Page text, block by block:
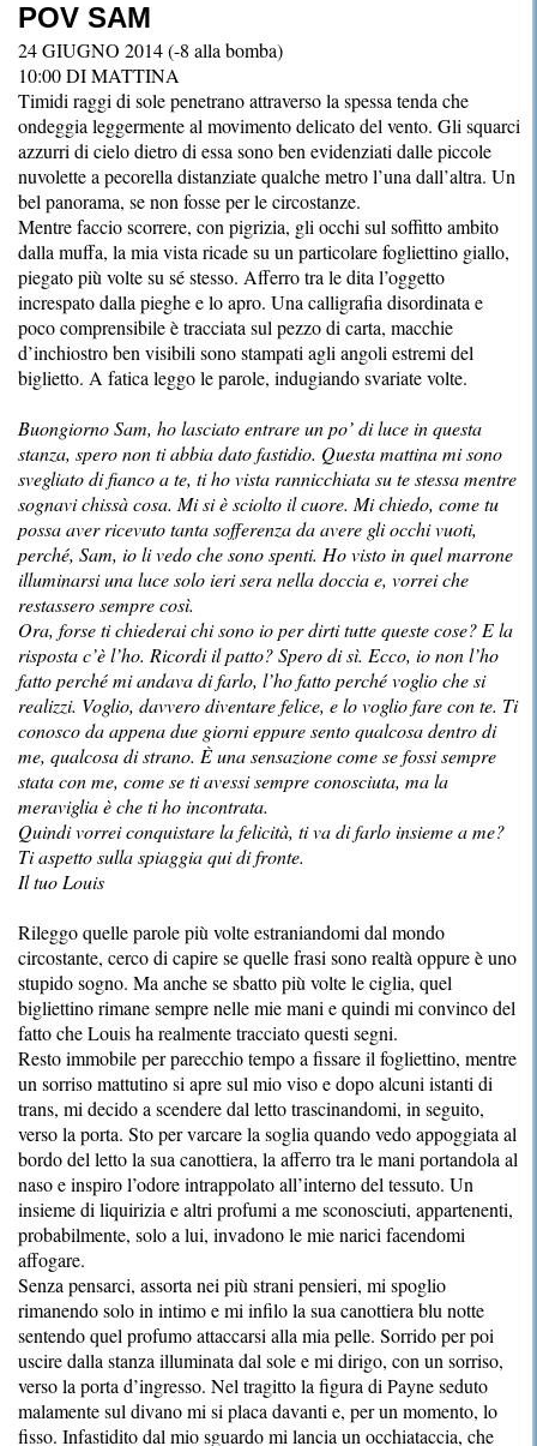
POV SAM
24 GIUGNO 2014 (-8 alla bomba)
10:00 DI MATTINA
Timidi raggi di sole penetrano attraverso la spessa tenda che
ondeggia leggermente al movimento delicato del vento. Gli squarci
azzurri di cielo dietro di essa sono ben evidenziati dalle piccole
nuvolette a pecorella distanziate qualche metro l’una dall’altra. Un
bel panorama, se non fosse per le circostanze.
Mentre faccio scorrere, con pigrizia, gli occhi sul soffitto ambito
dalla muffa, la mia vista ricade su un particolare fogliettino giallo,
piegato più volte su sé stesso. Afferro tra le dita l’oggetto
increspato dalla pieghe e lo apro. Una calligrafia disordinata e
poco comprensibile è tracciata sul pezzo di carta, macchie
d’inchiostro ben visibili sono stampati agli angoli estremi del
biglietto. A fatica leggo le parole, indugiando svariate volte.
Buongiorno Sam, ho lasciato entrare un po’ di luce in questa
stanza, spero non ti abbia dato fastidio. Questa mattina mi sono
svegliato di fianco a te, ti ho vista rannicchiata su te stessa mentre
sognavi chissà cosa. Mi si è sciolto il cuore. Mi chiedo, come tu
possa aver ricevuto tanta sofferenza da avere gli occhi vuoti,
perché, Sam, io li vedo che sono spenti. Ho visto in quel marrone
illuminarsi una luce solo ieri sera nella doccia e, vorrei che
restassero sempre così.
Ora, forse ti chiederai chi sono io per dirti tutte queste cose? E la
risposta c’è l’ho. Ricordi il patto? Spero di sì. Ecco, io non l’ho
fatto perché mi andava di farlo, l’ho fatto perché voglio che si
realizzi. Voglio, davvero diventare felice, e lo voglio fare con te. Ti
conosco da appena due giorni eppure sento qualcosa dentro di
me, qualcosa di strano. È una sensazione come se fossi sempre
stata con me, come se ti avessi sempre conosciuta, ma la
meraviglia è che ti ho incontrata.
Quindi vorrei conquistare la felicità, ti va di farlo insieme a me?
Ti aspetto sulla spiaggia qui di fronte.
Il tuo Louis
Rileggo quelle parole più volte estraniandomi dal mondo
circostante, cerco di capire se quelle frasi sono realtà oppure è uno
stupido sogno. Ma anche se sbatto più volte le ciglia, quel
bigliettino rimane sempre nelle mie mani e quindi mi convinco del
fatto che Louis ha realmente tracciato questi segni.
Resto immobile per parecchio tempo a fissare il fogliettino, mentre
un sorriso mattutino si apre sul mio viso e dopo alcuni istanti di
trans, mi decido a scendere dal letto trascinandomi, in seguito,
verso la porta. Sto per varcare la soglia quando vedo appoggiata al
bordo del letto la sua canottiera, la afferro tra le mani portandola al
naso e inspiro l’odore intrappolato all’interno del tessuto. Un
insieme di liquirizia e altri profumi a me sconosciuti, appartenenti,
probabilmente, solo a lui, invadono le mie narici facendomi
affogare.
Senza pensarci, assorta nei più strani pensieri, mi spoglio
rimanendo solo in intimo e mi infilo la sua canottiera blu notte
sentendo quel profumo attaccarsi alla mia pelle. Sorrido per poi
uscire dalla stanza illuminata dal sole e mi dirigo, con un sorriso,
verso la porta d’ingresso. Nel tragitto la figura di Payne seduto
malamente sul divano mi si placa davanti e, per un momento, lo
fisso. Infastidito dal mio sguardo mi lancia un occhiataccia, che